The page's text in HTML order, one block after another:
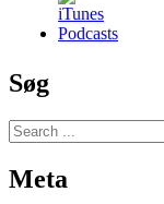
Søg
Meta